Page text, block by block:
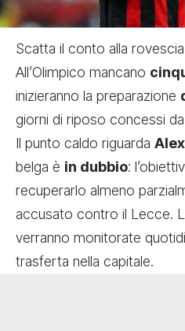
Scatta il conto alla
All’Olimpico mancano
inizieranno la preparazione
giorni di riposo concessi da
Il punto caldo riguarda
belga è in dubbio:
recuperarlo almeno
accusato contro il Lecce.
verranno monitorate
trasferta nella capitale.